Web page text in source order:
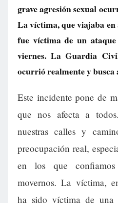
grave agresión sexual
La víctima, que viajaba
fue víctima de un
viernes. La Guardia
ocurrió realmente y busca
Este incidente pone de
que nos afecta a
nuestras calles y
preocupación real,
en los que
movernos. La víctima,
ha sido víctima de una